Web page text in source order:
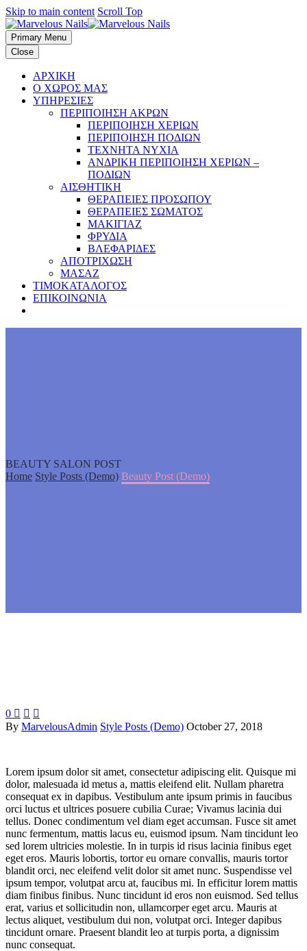
Skip to main content Scroll Top
Primary Menu
Close
ΑΡΧΙΚΗ
Ο ΧΩΡΟΣ ΜΑΣ
ΥΠΗΡΕΣΙΕΣ
ΠΕΡΙΠΟΙΗΣΗ ΑΚΡΩΝ
ΠΕΡΙΠΟΙΗΣΗ ΧΕΡΙΩΝ
ΠΕΡΙΠΟΙΗΣΗ ΠΟΔΙΩΝ
ΤΕΧΝΗΤΑ ΝΥΧΙΑ
ΑΝΔΡΙΚΗ ΠΕΡΙΠΟΙΗΣΗ ΧΕΡΙΩΝ –
ΠΟΔΙΩΝ
ΑΙΣΘΗΤΙΚΗ
ΘΕΡΑΠΕΙΕΣ ΠΡΟΣΩΠΟΥ
ΘΕΡΑΠΕΙΕΣ ΣΩΜΑΤΟΣ
ΜΑΚΙΓΙΑΖ
ΦΡΥΔΙΑ
ΒΛΕΦΑΡΙΔΕΣ
ΑΠΟΤΡΙΧΩΣΗ
ΜΑΣΑΖ
ΤΙΜΟΚΑΤΑΛΟΓΟΣ
ΕΠΙΚΟΙΝΩΝΙΑ
BEAUTY SALON POST
Home Style Posts (Demo) Beauty Post (Demo)
0   
By MarvelousAdmin Style Posts (Demo) October 27, 2018
Lorem ipsum dolor sit amet, consectetur adipiscing elit. Quisque mi
dolor, malesuada id metus a, mattis eleifend elit. Nullam pharetra
consequat ex in dapibus. Vestibulum ante ipsum primis in faucibus
orci luctus et ultrices posuere cubilia Curae; Vivamus lacinia dui
tellus. Donec condimentum vel diam eget accumsan. Fusce sit amet
nunc fermentum, mattis lacus eu, euismod ipsum. Nam tincidunt leo
sed lorem ultricies molestie. In in turpis id risus lacinia finibus eget
eget eros. Mauris lobortis, tortor eu ornare convallis, mauris tortor
blandit orci, nec eleifend velit dolor sit amet nunc. Suspendisse vel
ipsum tempor, volutpat arcu at, faucibus mi. In efficitur lorem mattis
diam finibus finibus. Nunc tincidunt id eros non euismod. Sed tellus
erat, varius et sollicitudin non, ullamcorper eget arcu. Mauris at
lectus aliquet, vestibulum dui non, volutpat orci. Integer dapibus
tincidunt ornare. Praesent blandit leo at turpis porta, a dignissim
nunc consequat.